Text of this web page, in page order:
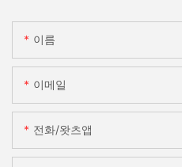
이름
이메일
전화/왓츠앱